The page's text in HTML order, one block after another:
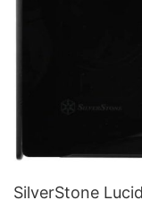
SilverStone